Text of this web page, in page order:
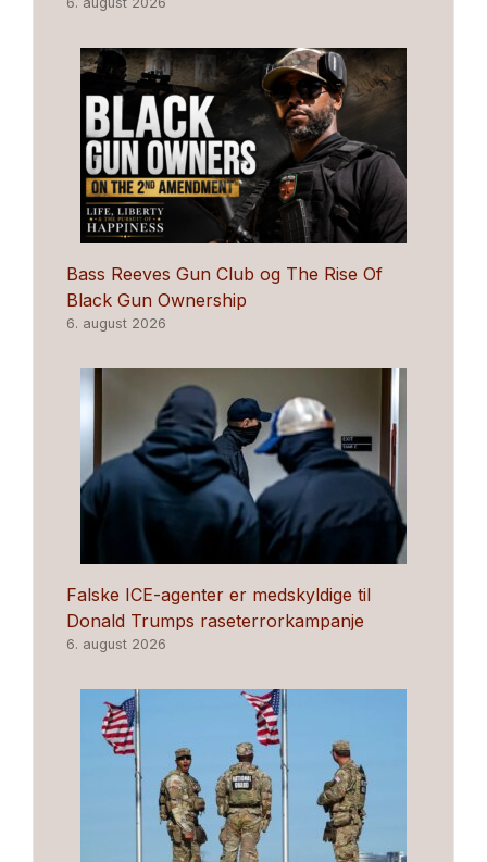
Bass Reeves Gun Club og The Rise Of
Black Gun Ownership
6. august 2026
Falske ICE-agenter er medskyldige til
Donald Trumps raseterrorkampanje
6. august 2026